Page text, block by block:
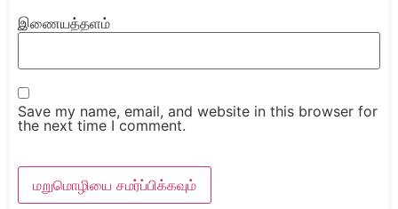
இணையத்தளம்
Save my name, email, and website in this browser for
the next time I comment.